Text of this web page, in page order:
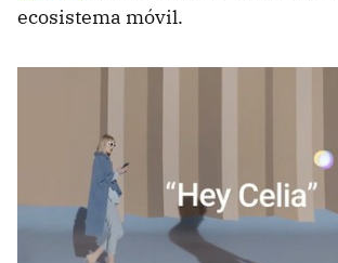
ecosistema móvil.